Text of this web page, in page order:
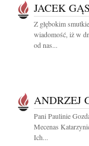
JACEK
Z głębokim
wiadomość, iż w
od nas...
ANDRZEJ
Pani Paulinie
Mecenas
Ich...